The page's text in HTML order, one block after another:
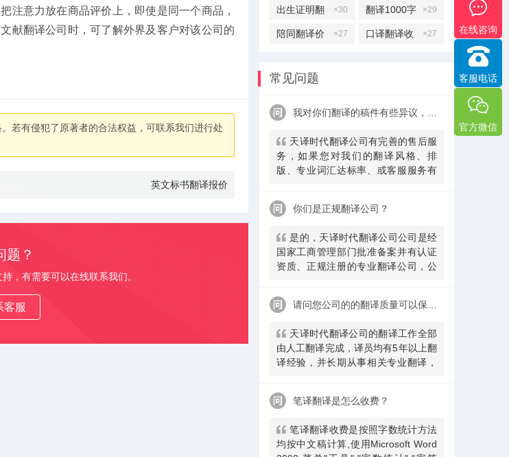
注意力放在商品评价上，即使是同一个商品，
献翻译公司时，可了解外界及客户对该公司的
若有侵犯了原著者的合法权益，可联系我们进行处
英文标书翻译报价
题？
，有需要可以在线联系我们。
客服
天多少钱
×30
出生证明翻
译
×29
翻译1000字
多少钱
×27
陪同翻译价
×27
口译翻译收
常见问题
天译时代翻译公司有完善的售后服
务，如果您对我们的翻译风格、排
版、专业词汇达标率、或客服服务有
司提供及时服务反馈，一直到让您满
意为止。
你们是正规翻译公司？
是的，天译时代翻译公司公司是经
国家工商管理部门批准备案并有认证
资质、正规注册的专业翻译公司，公
天译时代翻译公司的翻译工作全部
由人工翻译完成，译员均有5年以上翻
译经验，并长期从事相关专业翻译，
时和客户沟通，并随时监控翻译质量
及进程，做
笔译翻译是怎么收费？
​笔译翻译收费是按照字数统计方法
均按中文稿计算,使用Microsoft Word
在线咨询
客服电话
官方微信